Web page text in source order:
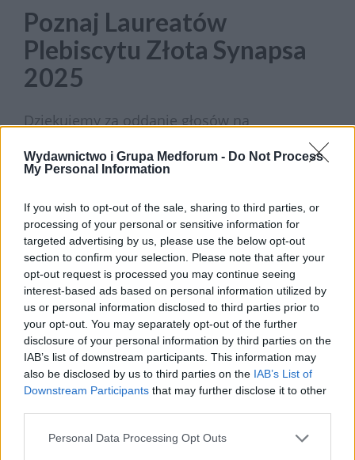
Wydawnictwo i Grupa Medforum - Do Not Process
My Personal Information
If you wish to opt-out of the sale, sharing to third parties, or
processing of your personal or sensitive information for
targeted advertising by us, please use the below opt-out
section to confirm your selection. Please note that after your
opt-out request is processed you may continue seeing
interest-based ads based on personal information utilized by
us or personal information disclosed to third parties prior to
your opt-out. You may separately opt-out of the further
disclosure of your personal information by third parties on the
IAB’s list of downstream participants. This information may
also be disclosed by us to third parties on the IAB’s List of
Downstream Participants that may further disclose it to other
Personal Data Processing Opt Outs
Poznaj Laureatów
Plebiscytu Złota Synapsa
2025
Dziękujemy za oddanie głosów na
nominowanych w Plebiscycie Złota Synapsa!
głosowanie w plebiscycie cieszyło się
ogromnym zainteresowaniem – oddano
prawie 800 głosów! Wasze wsparcie i
zaangażowanie są dla nas niezwykle ważne.
Dziękujemy za każdy oddany głos na
wyjątkowych nominowanych!
Ogłaszamy laureatów Złotej Synapsy w
poszczególnych kategoriach.